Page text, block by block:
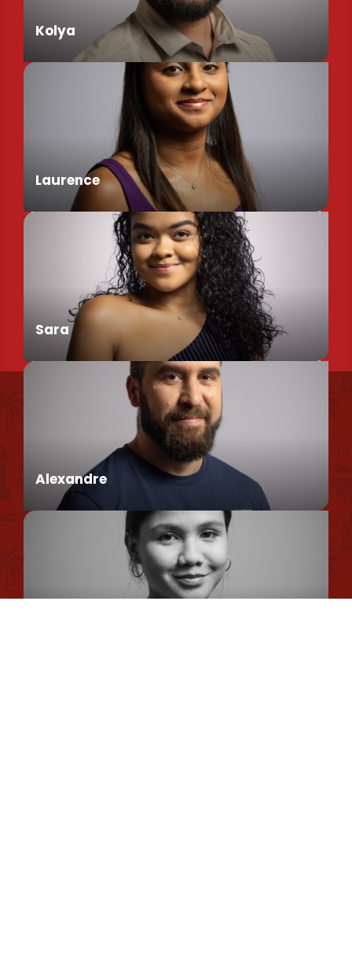
Kolya
Assistant de Direction
Laurence
Chargée de Mission Produits / Evénementiels
Sara
Conseillère en séjour
Alexandre
Conseiller en séjour
Uns finden
Unsere broschüren und pläne
Umweltpolitik
Datenschutzrichtlinie
Cookie-Nutzungsrichtlinie
Rechtliche Hinweise
Sitemap